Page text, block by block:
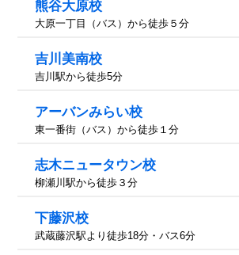
熊谷大原校
大原一丁目（バス）から徒歩５分
吉川美南校
吉川駅から徒歩5分
アーバンみらい校
東一番街（バス）から徒歩１分
志木ニュータウン校
柳瀬川駅から徒歩３分
下藤沢校
武蔵藤沢駅より徒歩18分・バス6分